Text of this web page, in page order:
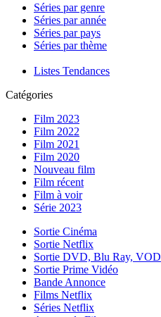
Séries par genre
Séries par année
Séries par pays
Séries par thème
Listes Tendances
Catégories
Film 2023
Film 2022
Film 2021
Film 2020
Nouveau film
Film récent
Film à voir
Série 2023
Sortie Cinéma
Sortie Netflix
Sortie DVD, Blu Ray, VOD
Sortie Prime Vidéo
Bande Annonce
Films Netflix
Séries Netflix